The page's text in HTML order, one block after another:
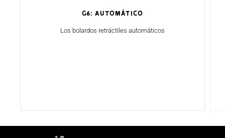
G6: AUTOMÁTICO
Los bolardos retráctiles automáticos